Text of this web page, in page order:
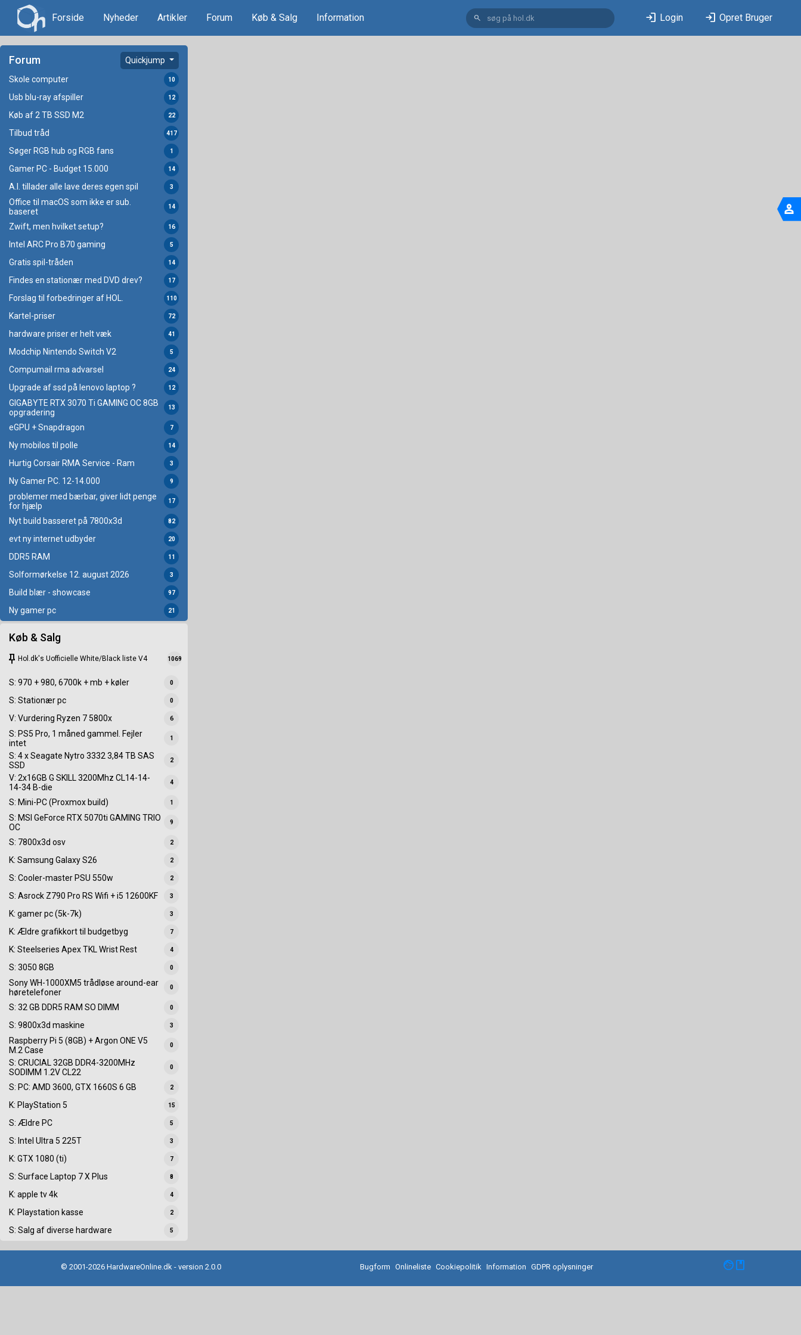
Forside Nyheder Artikler Forum Køb & Salg Information search login Login login Opret Bruger
Forum Quickjump
Skole computer 10
Usb blu-ray afspiller 12
Køb af 2 TB SSD M2 22
Tilbud tråd 417
Søger RGB hub og RGB fans 1
Gamer PC - Budget 15.000 14
A.I. tillader alle lave deres egen spil 3
Office til macOS som ikke er sub.
baseret
14
Zwift, men hvilket setup? 16
Intel ARC Pro B70 gaming 5
Gratis spil-tråden 14
Findes en stationær med DVD drev? 17
Forslag til forbedringer af HOL. 110
Kartel-priser 72
hardware priser er helt væk 41
Modchip Nintendo Switch V2 5
Compumail rma advarsel 24
Upgrade af ssd på lenovo laptop ? 12
GIGABYTE RTX 3070 Ti GAMING OC 8GB
opgradering
13
eGPU + Snapdragon 7
Ny mobilos til polle 14
Hurtig Corsair RMA Service - Ram 3
Ny Gamer PC. 12-14.000 9
problemer med bærbar, giver lidt penge
for hjælp
17
Nyt build basseret på 7800x3d 82
evt ny internet udbyder 20
DDR5 RAM 11
Solformørkelse 12. august 2026 3
Build blær - showcase 97
Ny gamer pc 21
Køb & Salg
keep Hol.dk's Uofficielle White/Black liste V4 1069
S: 970 + 980, 6700k + mb + køler 0
S: Stationær pc 0
V: Vurdering Ryzen 7 5800x 6
S: PS5 Pro, 1 måned gammel. Fejler
intet
1
S: 4 x Seagate Nytro 3332 3,84 TB SAS
SSD
2
V: 2x16GB G SKILL 3200Mhz CL14-14-
14-34 B-die
4
S: Mini-PC (Proxmox build) 1
S: MSI GeForce RTX 5070ti GAMING TRIO
OC
9
S: 7800x3d osv 2
K: Samsung Galaxy S26 2
S: Cooler-master PSU 550w 2
S: Asrock Z790 Pro RS Wifi + i5 12600KF 3
K: gamer pc (5k-7k) 3
K: Ældre grafikkort til budgetbyg 7
K: Steelseries Apex TKL Wrist Rest 4
S: 3050 8GB 0
Sony WH-1000XM5 trådløse around-ear
høretelefoner
0
S: 32 GB DDR5 RAM SO DIMM 0
S: 9800x3d maskine 3
Raspberry Pi 5 (8GB) + Argon ONE V5
M.2 Case
0
S: CRUCIAL 32GB DDR4-3200MHz
SODIMM 1.2V CL22
0
S: PC: AMD 3600, GTX 1660S 6 GB 2
K: PlayStation 5 15
S: Ældre PC 5
S: Intel Ultra 5 225T 3
K: GTX 1080 (ti) 7
S: Surface Laptop 7 X Plus 8
K: apple tv 4k 4
K: Playstation kasse 2
S: Salg af diverse hardware 5
person
© 2001-2026 HardwareOnline.dk - version 2.0.0 Bugform Onlineliste Cookiepolitik Information GDPR oplysninger facebook